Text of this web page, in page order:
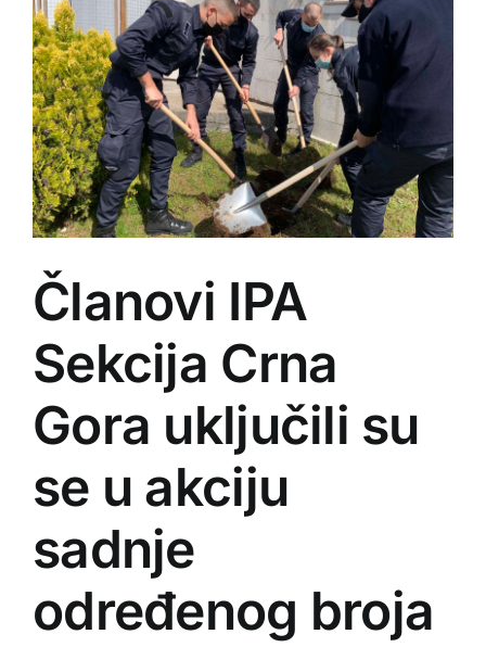
Članovi IPA
Sekcija Crna
Gora uključili su
se u akciju
sadnje
određenog broja